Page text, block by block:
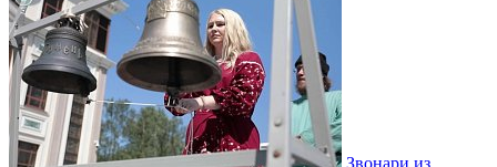
Звонари из